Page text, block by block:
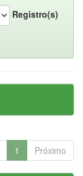
Registro(s)
1 Próximo